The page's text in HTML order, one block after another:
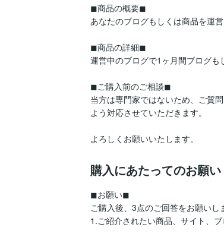
◼商品の概要◼
あなたのブログもしくは商品を運
◼商品の詳細◼
運営中のブログで1ヶ月間ブログも
◼ご購入前のご相談◼
当方は専門家ではないため、ご質
よう対応させていただきます。
よろしくお願いいたします。
購入にあたってのお願い
◼お願い◼
ご購入後、3点のご回答をお願いし
1.ご紹介されたい商品、サイト、